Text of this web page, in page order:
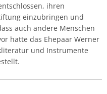
ihren
einzubringen und
auch andere Menschen
hatte das Ehepaar Werner
und Instrumente